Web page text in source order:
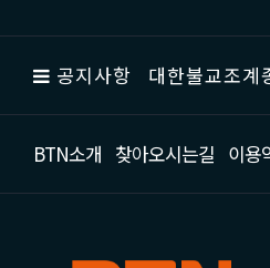
공지사항 대한불교조계
BTN소개 찾아오시는길 이용